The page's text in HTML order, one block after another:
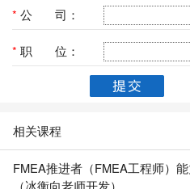
* 公 司：
* 职 位：
相关课程
FMEA推进者（FMEA工程师）
（冰衡向老师开发）